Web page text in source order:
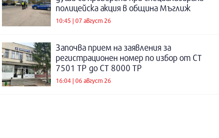
полицейска акция в община Мъглиж
10:45 | 07 август 26
Започва прием на заявления за
регистрационен номер по избор от СТ
7501 ТР до СТ 8000 ТР
16:04 | 06 август 26